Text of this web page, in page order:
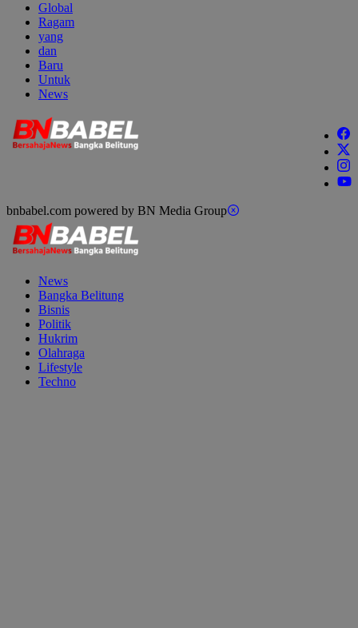
Global
Ragam
yang
dan
Baru
Untuk
News
bnbabel.com powered by BN Media Group
News
Bangka Belitung
Bisnis
Politik
Hukrim
Olahraga
Lifestyle
Techno